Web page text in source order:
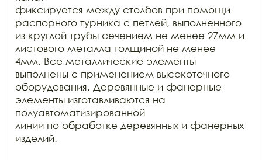
фиксируется между столбов при помощи
распорного турника с петлей, выполненного
из круглой трубы сечением не менее 27мм и
листового металла толщиной не менее
4мм. Все металлические элементы
выполнены с применением высокоточного
оборудования. Деревянные и фанерные
элементы изготавливаются на
полуавтоматизированной
линии по обработке деревянных и фанерных
изделий.